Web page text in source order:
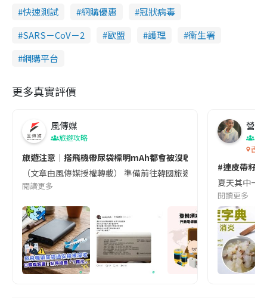
快速測試
網購優惠
冠狀病毒
SARS－CoV－2
歐盟 護理
衞生署
網購平台
更多真實評價
風傳媒
旅遊攻略
旅遊注意｜搭飛機帶尿袋標明mAh都會被沒收😱出發前切記檢查
（文章由風傳媒授權轉載） 準備前往韓國旅遊的民眾，近期要
閱讀更多
營養
香港
#連皮帶籽
夏天其中一
閱讀更多